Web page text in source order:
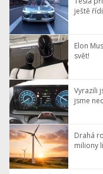
ještě
Elon
svět!
Vyrazili
jsme
Drahá
miliony